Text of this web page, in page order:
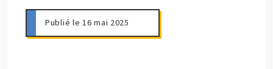
Publié le 16 mai 2025